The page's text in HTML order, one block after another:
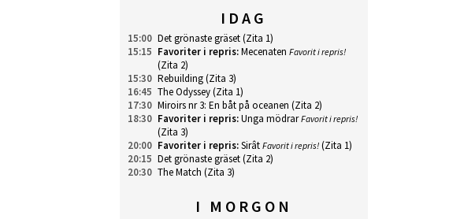
IDAG
15:00 Det grönaste gräset(Zita 1)
15:15 Favoriter i repris:Mecenaten Favorit i repris!
(Zita 2)
15:30 Rebuilding(Zita 3)
16:45 The Odyssey(Zita 1)
17:30 Miroirs nr 3: En båt på oceanen (Zita 2)
18:30 Favoriter i repris:Unga mödrar Favorit i repris!
(Zita 3)
20:00 Favoriter i repris:Sirât Favorit i repris! (Zita 1)
20:15 Det grönaste gräset(Zita 2)
20:30 The Match (Zita 3)
I MORGON